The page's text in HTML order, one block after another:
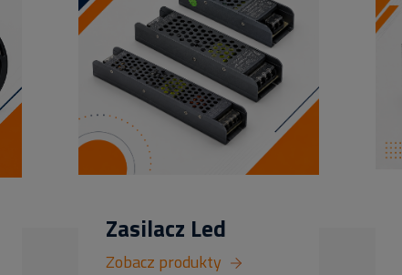
Zasilacz Led
Zobacz produkty